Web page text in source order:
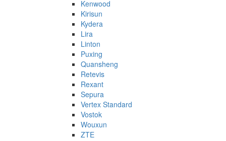
Kenwood
Kirisun
Kydera
Lira
Linton
Puxing
Quansheng
Retevis
Rexant
Sepura
Vertex Standard
Vostok
Wouxun
ZTE